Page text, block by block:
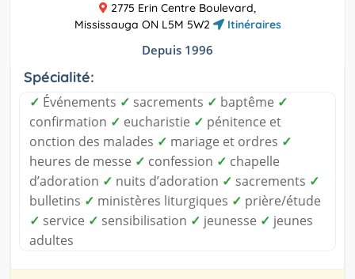
2775 Erin Centre Boulevard,
Mississauga ON L5M 5W2
Itinéraires
Depuis 1996
Spécialité:
✓ Événements ✓ sacrements ✓ baptême ✓
confirmation ✓ eucharistie ✓ pénitence et
onction des malades ✓ mariage et ordres ✓
heures de messe ✓ confession ✓ chapelle
d’adoration ✓ nuits d’adoration ✓ sacrements ✓
bulletins ✓ ministères liturgiques ✓ prière/étude
✓ service ✓ sensibilisation ✓ jeunesse ✓ jeunes
adultes